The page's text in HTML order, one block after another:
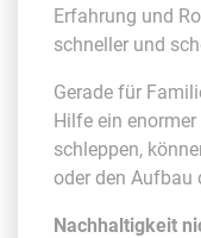
Erfahrung und
schneller und
Gerade für
Hilfe ein
schleppen,
oder den Aufbau
Nachhaltigkeit